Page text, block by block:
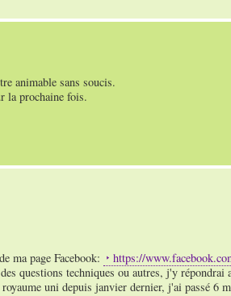
animable sans soucis.
la prochaine fois.
ma page Facebook:
https://
questions techniques ou autres, j'y répondrai
uni depuis janvier dernier, j'ai passé 6